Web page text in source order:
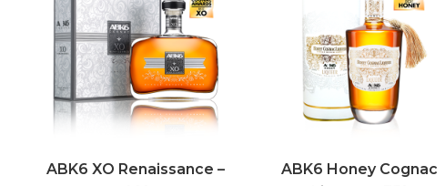
ABK6 XO Renaissance –
ABK6 Honey Cognac